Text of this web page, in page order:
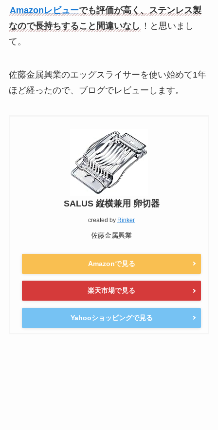
Amazonレビューでも評価が高く、ステンレス製
なので長持ちすること間違いなし ！と思いまし
て。
佐藤金属興業のエッグスライサーを使い始めて1年
ほど経ったので、ブログでレビューします。
SALUS 縦横兼用 卵切器
created by Rinker
佐藤金属興業
Amazonで見る
楽天市場で見る
Yahooショッピングで見る